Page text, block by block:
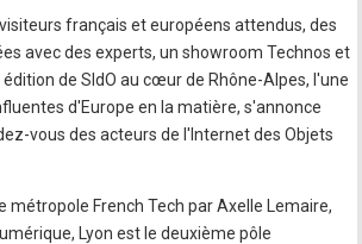
français et européens attendus, des
avec des experts, un showroom Technos et
édition de SIdO au cœur de Rhône-Alpes, l'une
d'Europe en la matière, s'annonce
vous des acteurs de l'Internet des Objets
métropole French Tech par Axelle Lemaire,
Lyon est le deuxième pôle